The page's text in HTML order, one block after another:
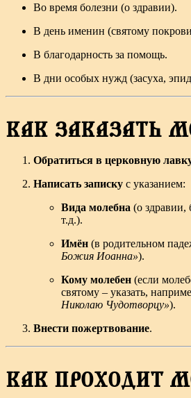
Во время болезни (о здравии).
В день именин (святому
В благодарность за помощь.
В дни особых нужд (засуха,
КАК ЗАКАЗАТЬ
Обратиться в церковную
Написать записку с указанием:
Вида молебна (о здравии,
т.д.).
Имён (в родительном
Божия Иоанна»).
Кому молебен (если
святому – указать,
Николаю Чудотворцу»).
Внести пожертвование.
КАК ПРОХОДИТ